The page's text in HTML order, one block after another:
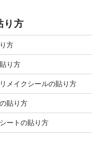
り方
方
り方
メイクシールの貼り方
貼り方
ートの貼り方